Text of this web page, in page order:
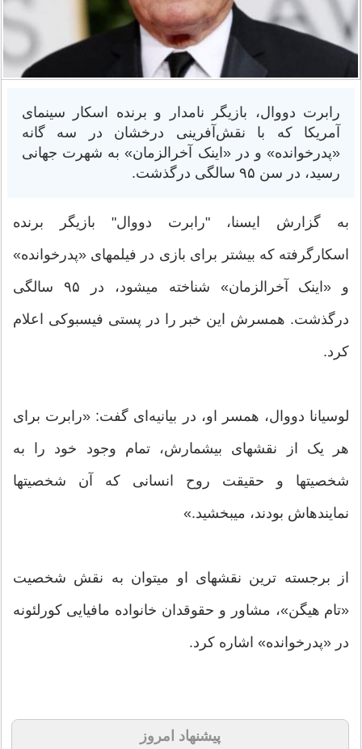
رابرت دووال، بازیگر نامدار و برنده اسکار سینمای
آمریکا که با نقش‌آفرینی درخشان در سه گانه
«پدرخوانده» و در «اینک آخرالزمان» به شهرت جهانی
رسید، در سن ۹۵ سالگی درگذشت.
به گزارش ایسنا، "رابرت دووال" بازیگر برنده
اسکارگرفته که بیشتر برای بازی در فیلمهای «پدرخوانده»
و «اینک آخرالزمان» شناخته میشود، در ۹۵ سالگی
درگذشت. همسرش این خبر را در پستی فیسبوکی اعلام
کرد.
لوسیانا دووال، همسر او، در بیانیه‌ای گفت: «رابرت برای
هر یک از نقشهای بیشمارش، تمام وجود خود را به
شخصیتها و حقیقت روح انسانی که آن شخصیتها
نمایندهاش بودند، میبخشید.»
از برجسته ترین نقشهای او میتوان به نقش شخصیت
«تام هیگن»، مشاور و حقوقدان خانواده مافیایی کورلئونه
در «پدرخوانده» اشاره کرد.
پیشنهاد امروز